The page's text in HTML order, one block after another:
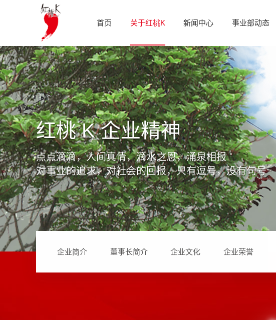
首页 关于红桃K 新闻中心 事业部动态
红桃 K 企业精神
点点滴滴，人间真情，滴水之恩，涌泉相报
对事业的追求，对社会的回报，只有逗号，没有句号
企业简介 董事长简介 企业文化 企业荣誉